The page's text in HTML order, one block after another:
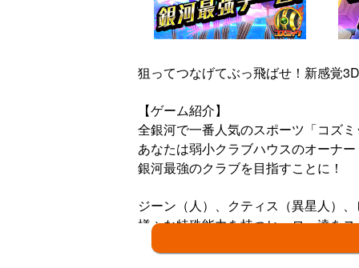
狙ってつなげてぶっ飛ばせ！新感覚
【ゲーム紹介】
全銀河で一番人気のスポーツ「コズミ
あなたは弱小クラブハウスのオーナ
銀河最強のクラブを目指すことに！
ジーン（人）、クティス（異星人）
様々な特殊能力を持つヒーロー達を